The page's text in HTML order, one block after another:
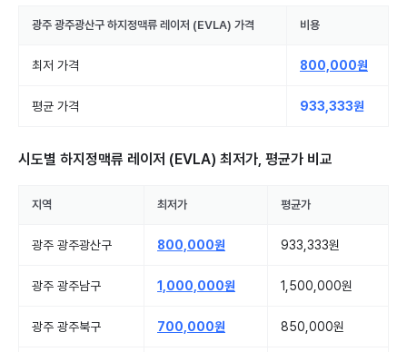
광주 광주광산구 하지정맥류 레이저 (EVLA) 가격 비용
최저 가격 800,000원
평균 가격 933,333원
시도별 하지정맥류 레이저 (EVLA) 최저가, 평균가 비교
지역 최저가 평균가
광주 광주광산구 800,000원 933,333원
광주 광주남구 1,000,000원 1,500,000원
광주 광주북구 700,000원 850,000원